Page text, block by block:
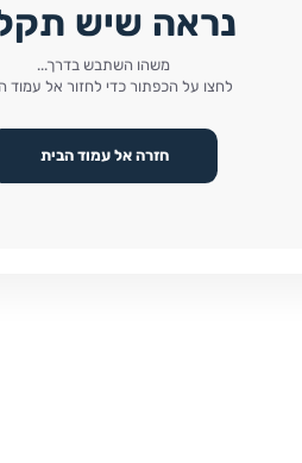
נראה שיש
משהו השתבש בדרך...
לחצו על הכפתור כדי לחזור אל עמוד
חזרה אל עמוד הבית